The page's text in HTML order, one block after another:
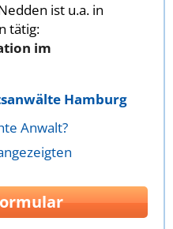
ist u.a. in
tätig:
im
Hamburg
Anwalt?